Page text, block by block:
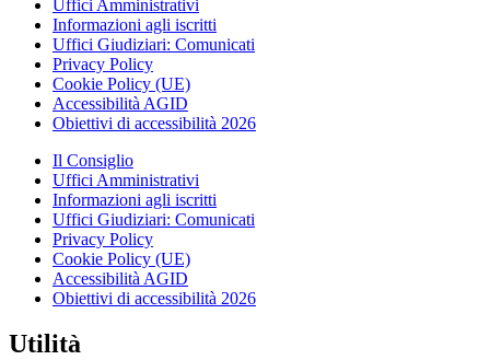
Uffici Amministrativi
Informazioni agli iscritti
Uffici Giudiziari: Comunicati
Privacy Policy
Cookie Policy (UE)
Accessibilità AGID
Obiettivi di accessibilità 2026
Il Consiglio
Uffici Amministrativi
Informazioni agli iscritti
Uffici Giudiziari: Comunicati
Privacy Policy
Cookie Policy (UE)
Accessibilità AGID
Obiettivi di accessibilità 2026
Utilità